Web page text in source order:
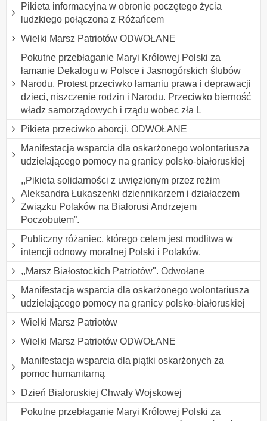
Pikieta informacyjna w obronie poczętego życia
ludzkiego połączona z Różańcem
Wielki Marsz Patriotów ODWOŁANE
Pokutne przebłaganie Maryi Królowej Polski za
łamanie Dekalogu w Polsce i Jasnogórskich ślubów
Narodu. Protest przeciwko łamaniu prawa i deprawacji
dzieci, niszczenie rodzin i Narodu. Przeciwko bierność
władz samorządowych i rządu wobec zła L
Pikieta przeciwko aborcji. ODWOŁANE
Manifestacja wsparcia dla oskarżonego wolontariusza
udzielającego pomocy na granicy polsko-białoruskiej
,,Pikieta solidarności z uwięzionym przez reżim
Aleksandra Łukaszenki dziennikarzem i działaczem
Związku Polaków na Białorusi Andrzejem
Poczobutem”.
Publiczny różaniec, którego celem jest modlitwa w
intencji odnowy moralnej Polski i Polaków.
,,Marsz Białostockich Patriotów". Odwołane
Manifestacja wsparcia dla oskarżonego wolontariusza
udzielającego pomocy na granicy polsko-białoruskiej
Wielki Marsz Patriotów
Wielki Marsz Patriotów ODWOŁANE
Manifestacja wsparcia dla piątki oskarżonych za
pomoc humanitarną
Dzień Białoruskiej Chwały Wojskowej
Pokutne przebłaganie Maryi Królowej Polski za